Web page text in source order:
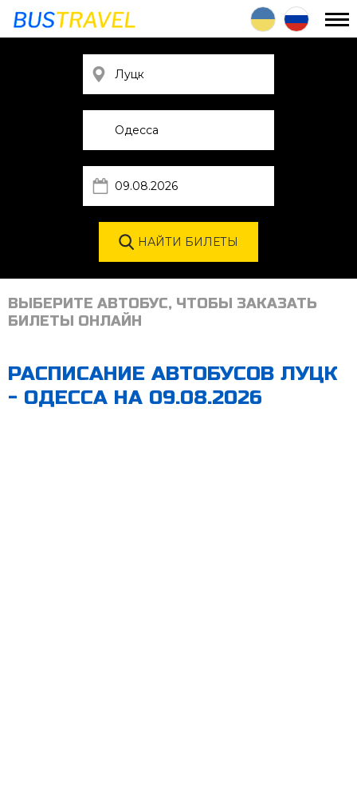
ВЫБЕРИТЕ АВТОБУС, ЧТОБЫ ЗАКАЗАТЬ
БИЛЕТЫ ОНЛАЙН
РАСПИСАНИЕ АВТОБУСОВ ЛУЦК
- ОДЕССА НА 09.08.2026